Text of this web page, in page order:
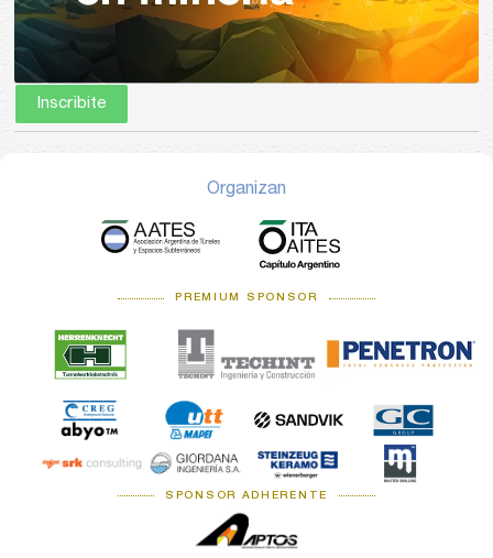
Inscribite
Organizan
PREMIUM SPONSOR
SPONSOR ADHERENTE